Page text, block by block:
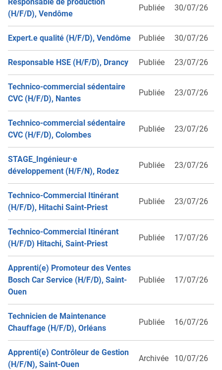
Responsable de production
(H/F/D), Vendôme
Publiée 30/07/26
Expert.e qualité (H/F/D), Vendôme Publiée 30/07/26
Responsable HSE (H/F/D), Drancy Publiée 23/07/26
Technico-commercial sédentaire
CVC (H/F/D), Nantes
Publiée 23/07/26
Technico-commercial sédentaire
CVC (H/F/D), Colombes
Publiée 23/07/26
STAGE_Ingénieur·e
développement (H/F/N), Rodez
Publiée 23/07/26
Technico-Commercial Itinérant
(H/F/D), Hitachi Saint-Priest
Publiée 23/07/26
Technico-Commercial Itinérant
(H/F/D) Hitachi, Saint-Priest
Publiée 17/07/26
Apprenti(e) Promoteur des Ventes
Bosch Car Service (H/F/D), Saint-
Ouen
Publiée 17/07/26
Technicien de Maintenance
Chauffage (H/F/D), Orléans
Publiée 16/07/26
Apprenti(e) Contrôleur de Gestion
(H/F/N), Saint-Ouen
Archivée 10/07/26